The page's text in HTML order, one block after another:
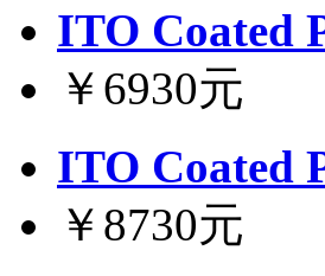
ITO Coated
￥6930元
ITO Coated
￥8730元